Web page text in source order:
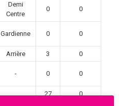
Demi
Centre
0 0
Gardienne 0 0
Arrière 3 0
- 0 0
27 0